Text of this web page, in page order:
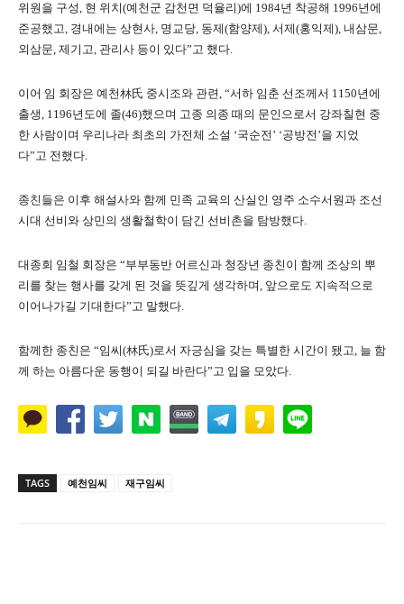
위원을 구성, 현 위치(예천군 감천면 덕율리)에 1984년 착공해 1996년에
준공했고, 경내에는 상현사, 명교당, 동제(함양제), 서제(홍익제), 내삼문,
외삼문, 제기고, 관리사 등이 있다”고 했다.
이어 임 회장은 예천林氏 중시조와 관련, “서하 임춘 선조께서 1150년에
출생, 1196년도에 졸(46)했으며 고종 의종 때의 문인으로서 강좌칠현 중
한 사람이며 우리나라 최초의 가전체 소설 ‘국순전’ ‘공방전’을 지었
다”고 전했다.
종친들은 이후 해설사와 함께 민족 교육의 산실인 영주 소수서원과 조선
시대 선비와 상민의 생활철학이 담긴 선비촌을 탐방했다.
대종회 임철 회장은 “부부동반 어르신과 청장년 종친이 함께 조상의 뿌
리를 찾는 행사를 갖게 된 것을 뜻깊게 생각하며, 앞으로도 지속적으로
이어나가길 기대한다”고 말했다.
함께한 종친은 “임씨(林氏)로서 자긍심을 갖는 특별한 시간이 됐고, 늘 함
께 하는 아름다운 동행이 되길 바란다”고 입을 모았다.
TAGS 예천임씨 재구임씨